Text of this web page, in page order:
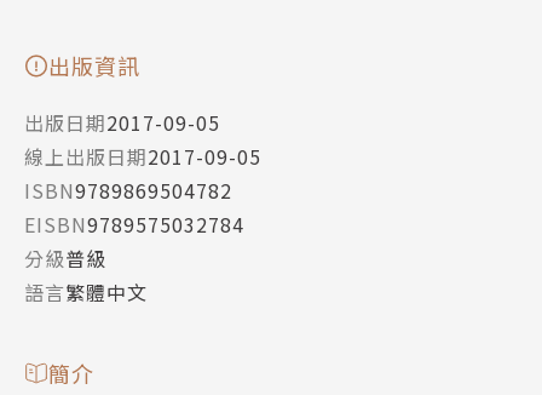
出版資訊
出版日期2017-09-05
線上出版日期2017-09-05
ISBN9789869504782
EISBN9789575032784
分級普級
語言繁體中文
簡介